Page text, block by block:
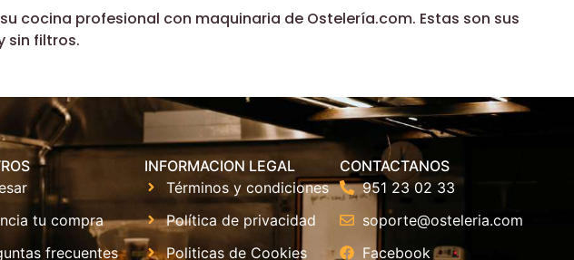
cocina profesional con maquinaria de Ostelería.com. Estas son sus
sin filtros.
tu compra
frecuentes
INFORMACION LEGAL
Términos y condiciones
Política de privacidad
Politicas de Cookies
CONTACTANOS
951 23 02 33
soporte@osteleria.com
Facebook